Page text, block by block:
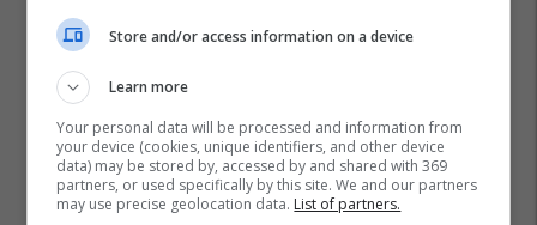
Store and/or access information on a device
Learn more
Your personal data will be processed and information from
your device (cookies, unique identifiers, and other device
data) may be stored by, accessed by and shared with 369
partners, or used specifically by this site. We and our partners
may use precise geolocation data. List of partners.